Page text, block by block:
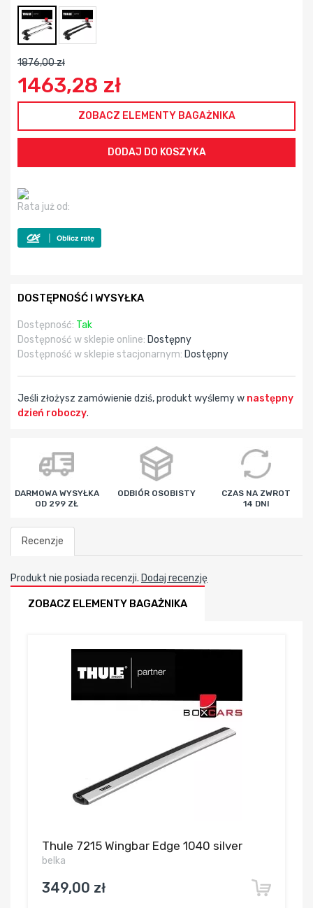
1876,00 zł
1463,28 zł
ZOBACZ ELEMENTY BAGAŻNIKA
Rata już od:
DOSTĘPNOŚĆ I WYSYŁKA
Dostępność: Tak
Dostępność w sklepie online: Dostępny
Dostępność w sklepie stacjonarnym: Dostępny
Jeśli złożysz zamówienie dziś, produkt wyślemy w następny
dzień roboczy.
godz min
DARMOWA WYSYŁKA
OD 299 ZŁ
ODBIÓR OSOBISTY
CZAS NA ZWROT
14 DNI
Recenzje
Produkt nie posiada recenzji. Dodaj recenzję
ZOBACZ ELEMENTY BAGAŻNIKA
Thule 7215 Wingbar Edge 1040 silver
belka
349,00 zł